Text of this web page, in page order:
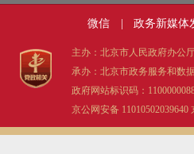
微信 政务新媒体
主办：北京市人民政府办公
承办：北京市政务服务和数
政府网站标识码：
京公网安备 11010502039640